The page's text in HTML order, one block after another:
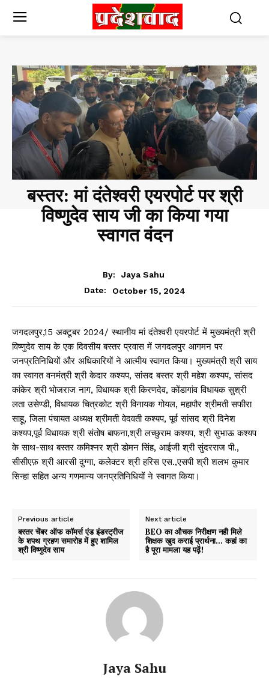
बस्तर: मां दंतेश्वरी एयरपोर्ट पर श्री
विष्णुदेव साय जी का किया गया
स्वागत वंदन
By:
Jaya Sahu
Date:
October 15, 2024
जगदलपुर,15 अक्टूबर 2024/ स्थानीय मां दंतेश्वरी एयरपोर्ट में मुख्यमंत्री श्री
विष्णुदेव साय के एक दिवसीय बस्तर प्रवास में जगदलपुर आगमन पर
जनप्रतिनिधियों और अधिकारियों ने आत्मीय स्वागत किया। मुख्यमंत्री श्री साय
का स्वागत वनमंत्री श्री केदार कश्यप, सांसद बस्तर श्री महेश कश्यप, सांसद
कांकेर श्री भोजराज नाग, विधायक श्री किरणदेव, कोंडागांव विधायक सुश्री
लता उसेण्डी, विधायक चित्रकोट श्री विनायक गोयल, महापौर श्रीमती सफीरा
साहू, जिला पंचायत अध्यक्ष श्रीमती वेदवती कश्यप, पूर्व सांसद श्री दिनेश
कश्यप,पूर्व विधायक श्री संतोष बाफना,श्री लच्छुराम कश्यप, श्री सुभाऊ कश्यप
के साथ-साथ बस्तर कमिश्नर श्री डोमन सिंह, आईजी श्री सुंदरराज पी.,
सीसीएफ़ श्री आरसी दुग्गा, कलेक्टर श्री हरिस एस.,एसपी श्री शलभ कुमार
सिन्हा सहित अन्य गणमान्य जनप्रतिनिधियों ने स्वागत किया।
Previous article
बस्तर चेंबर ऑफ कॉमर्स एंड इंडस्ट्रीज
के शपथ ग्रहण समारोह में हुए शामिल
श्री विष्णुदेव साय
Next article
BEO का औचक निरीक्षण नही मिले
शिक्षक खुद कराई प्रार्थना… कहां का
है पूरा मामला यह पढ़ें!
Jaya Sahu